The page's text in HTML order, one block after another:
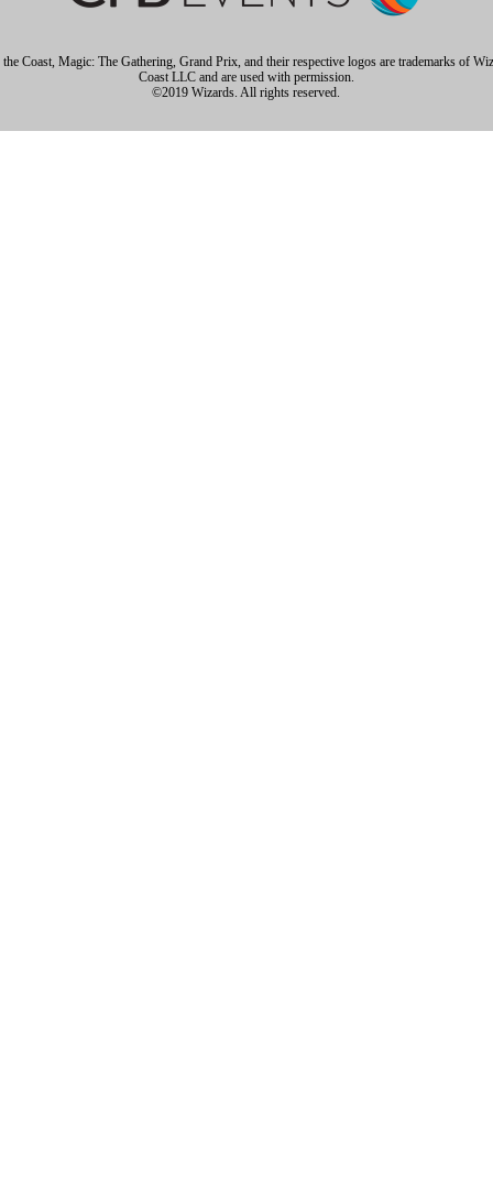
Coast, Magic: The Gathering, Grand Prix, and their respective logos are trademarks of
Coast LLC and are used with permission.
©2019 Wizards. All rights reserved.